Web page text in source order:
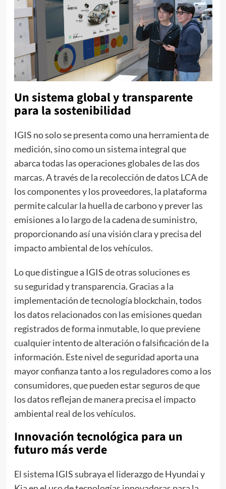
Un sistema global y transparente
para la sostenibilidad
IGIS no solo se presenta como una herramienta de
medición, sino como un sistema integral que
abarca todas las operaciones globales de las dos
marcas. A través de la recolección de datos LCA de
los componentes y los proveedores, la plataforma
permite calcular la huella de carbono y prever las
emisiones a lo largo de la cadena de suministro,
proporcionando así una visión clara y precisa del
impacto ambiental de los vehículos.
Lo que distingue a IGIS de otras soluciones es
su seguridad y transparencia. Gracias a la
implementación de tecnología blockchain, todos
los datos relacionados con las emisiones quedan
registrados de forma inmutable, lo que previene
cualquier intento de alteración o falsificación de la
información. Este nivel de seguridad aporta una
mayor confianza tanto a los reguladores como a los
consumidores, que pueden estar seguros de que
los datos reflejan de manera precisa el impacto
ambiental real de los vehículos.
Innovación tecnológica para un
futuro más verde
El sistema IGIS subraya el liderazgo de Hyundai y